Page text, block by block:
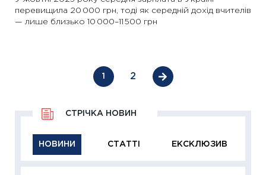
перевищила 20 000 грн, тоді як середній дохід вчителів
— лише близько 10 000–11 500 грн
1 2
НОВИНИ СТАТТІ ЕКСКЛЮЗИВ
СТРІЧКА НОВИН